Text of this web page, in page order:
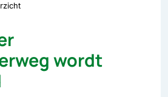
wordt